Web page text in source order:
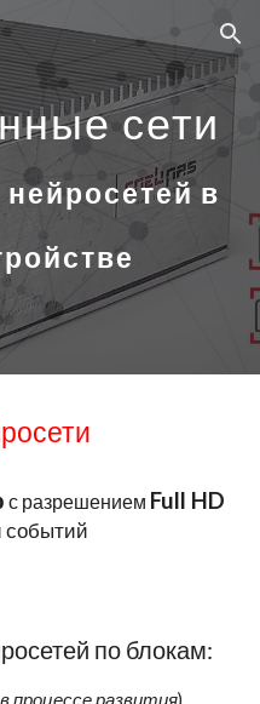
Skip to navigation
сети
в
с разрешением Full HD
событий
по блокам:
процессе развития)